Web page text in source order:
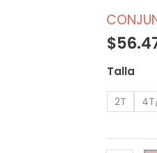
$
Talla
2T
LINE
cantidad